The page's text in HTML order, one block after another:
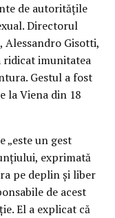
de autoritățile
Directorul
Gisotti,
ridicat imunitatea
Gestul a fost
la Viena din 18
un gest
exprimată
pe deplin și liber
de acest
El a explicat că